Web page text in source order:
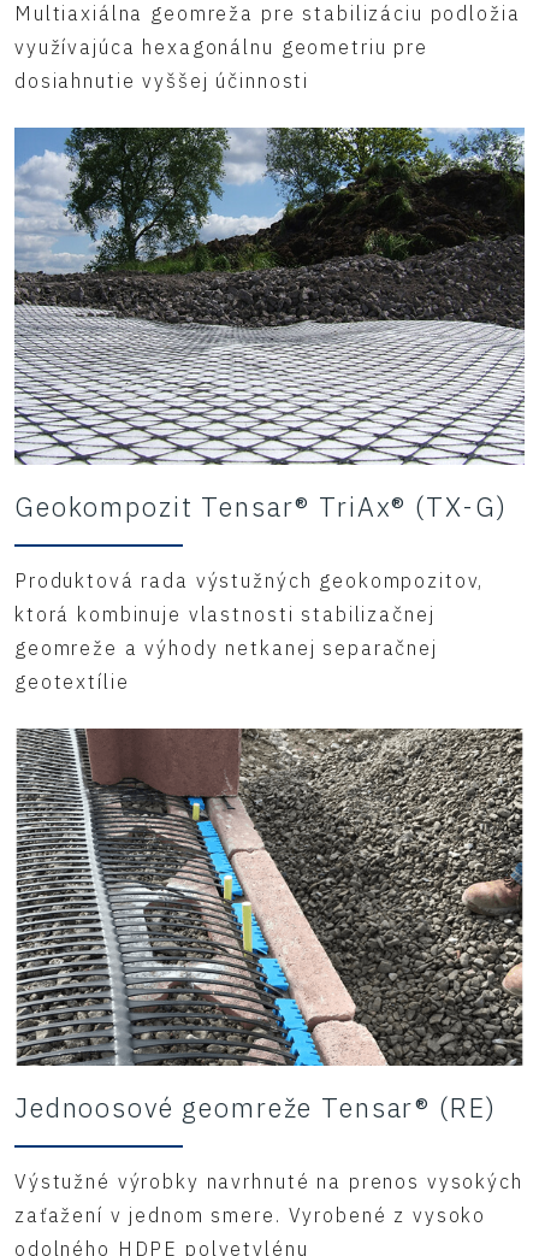
Multiaxiálna geomreža pre stabilizáciu podložia
využívajúca hexagonálnu geometriu pre
dosiahnutie vyššej účinnosti
Geokompozit Tensar® TriAx® (TX-G)
Produktová rada výstužných geokompozitov,
ktorá kombinuje vlastnosti stabilizačnej
geomreže a výhody netkanej separačnej
geotextílie
Jednoosové geomreže Tensar® (RE)
Výstužné výrobky navrhnuté na prenos vysokých
zaťažení v jednom smere. Vyrobené z vysoko
odolného HDPE polyetylénu